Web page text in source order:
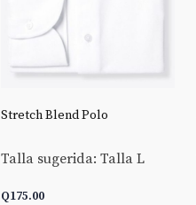
Stretch Blend Polo
Talla sugerida: Talla L
Q175.00